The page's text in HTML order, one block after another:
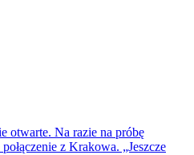
otwarte. Na razie na próbę
z Krakowa. „Jeszcze